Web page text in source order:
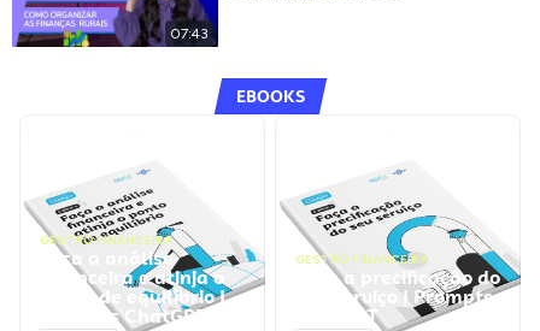
07:43
EBOOKS
GESTÃO FINANCEIRA
Faça a análise
financeira e atinja o
ponto de equilíbrio |
Prompts ChatGPT
GESTÃO FINANCEIRA
Faça a precificação do
seu serviço | Prompts
ChatGPT